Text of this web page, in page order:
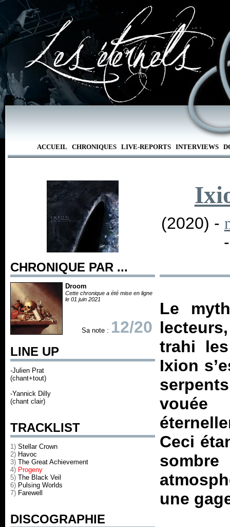
ACCUEIL CHRONIQUES LIVE-REPORTS INTERVIEWS
CHRONIQUE PAR ...
Droom
Cette chronique a été mise en ligne
le 01 juin 2021
Sa note : 12/20
LINE UP
-Julien Prat
(chant+tout)
-Yannick Dilly
(chant clair)
TRACKLIST
1) Stellar Crown
2) Havoc
3) The Great Achievement
4) Progeny
5) The Black Veil
6) Pulsing Worlds
7) Farewell
DISCOGRAPHIE
(2020) -
Le
trahi
Ixion
vouée
Ceci
une